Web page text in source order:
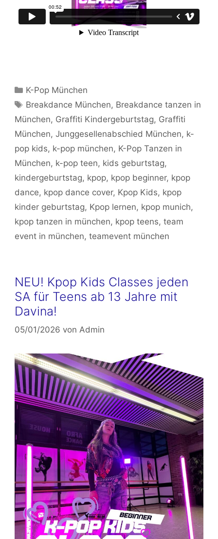
Kategorien
K-Pop München
Schlagwörter
Breakdance München, Breakdance tanzen in
München, Graffiti Kindergeburtstag, Graffiti
München, Junggesellenabschied München, k-
pop kids, k-pop münchen, K-Pop Tanzen in
München, k-pop teen, kids geburtstag,
kindergeburtstag, kpop, kpop beginner, kpop
dance, kpop dance cover, Kpop Kids, kpop
kinder geburtstag, Kpop lernen, kpop munich,
kpop tanzen in münchen, kpop teens, team
event in münchen, teamevent münchen
NEU! Kpop Kids Classes jeden
SA für Teens ab 13 Jahre mit
Davina!
05/01/2026 von Admin